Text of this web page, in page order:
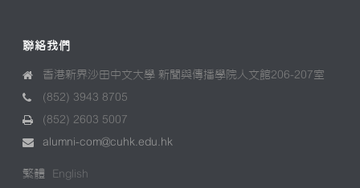
聯絡我們
香港新界沙田中文大學 新聞與傳播學院人文館206-207室
(852) 3943 8705
(852) 2603 5007
alumni-com@cuhk.edu.hk
繁體 English